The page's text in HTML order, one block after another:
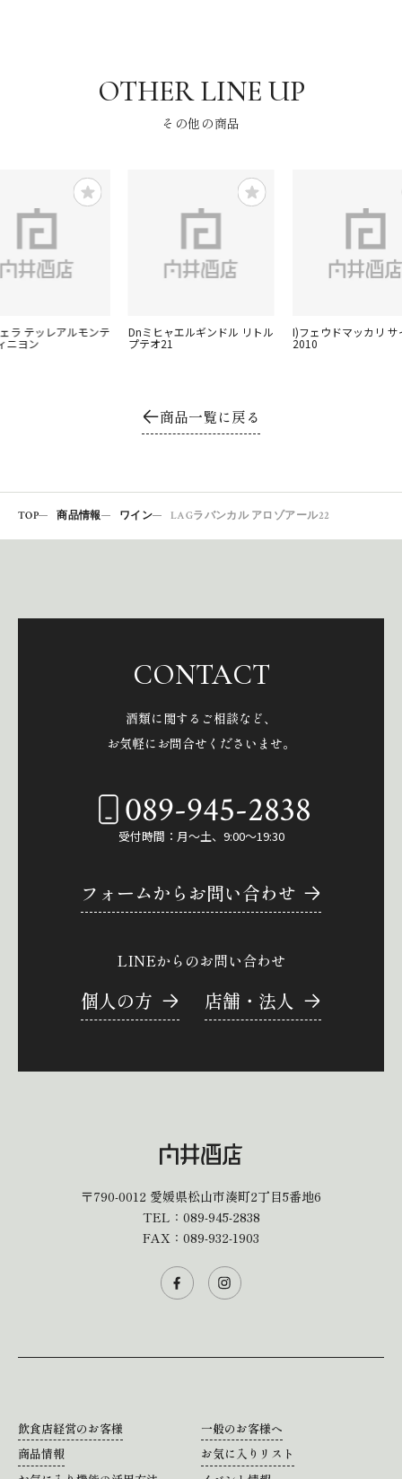
その他の商品
ラ テッレアルモンテ
ニヨン
Dnミヒャエルギンドル リトル
プテオ21
I)フェウドマッカリ サ
2010
商品一覧に戻る
TOP 商品情報 ワイン LAGラバンカル アロゾアール22
CONTACT
酒類に関するご相談など、
お気軽にお問合せくださいませ。
089-945-2838
受付時間：月～土、9:00～19:30
フォームからお問い合わせ
LINEからのお問い合わせ
個人の方 店舗・法人
〒790-0012 愛媛県松山市湊町2丁目5番地6
TEL： 089-945-2838
FAX：089-932-1903
飲食店経営のお客様
一般のお客様へ
商品情報
お気に入りリスト